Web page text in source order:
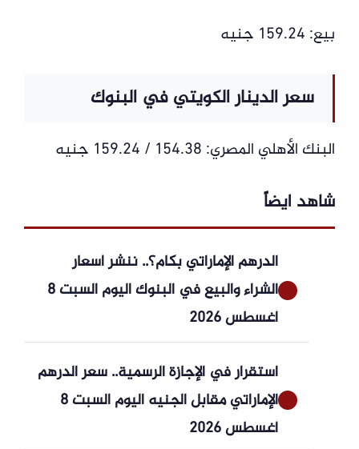
بيع: 159.24 جنيه
سعر الدينار الكويتي في البنوك
البنك الأهلي المصري: 154.38 / 159.24 جنيه
شاهد ايضاً
الدرهم الإماراتي بكام؟.. ننشر أسعار
الشراء والبيع في البنوك اليوم السبت 8
أغسطس 2026
استقرار في الإجازة الرسمية.. سعر الدرهم
الإماراتي مقابل الجنيه اليوم السبت 8
أغسطس 2026